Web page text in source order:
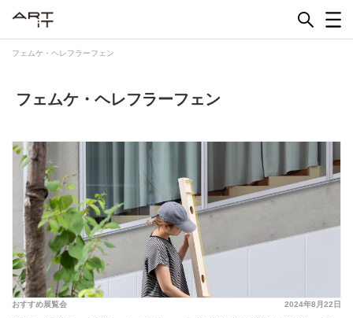
フェムケ・ヘレフラーフェン
フェムケ・ヘレフラーフェン
2024年8月22日
おすすめ展覧会